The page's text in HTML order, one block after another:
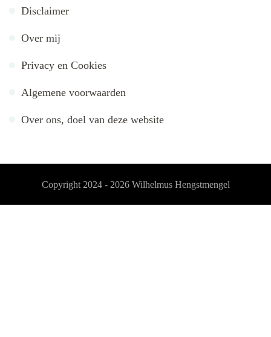
Disclaimer
Over mij
Privacy en Cookies
Algemene voorwaarden
Over ons, doel van deze website
Copyright 2024 - 2026 Wilhelmus Hengstmengel